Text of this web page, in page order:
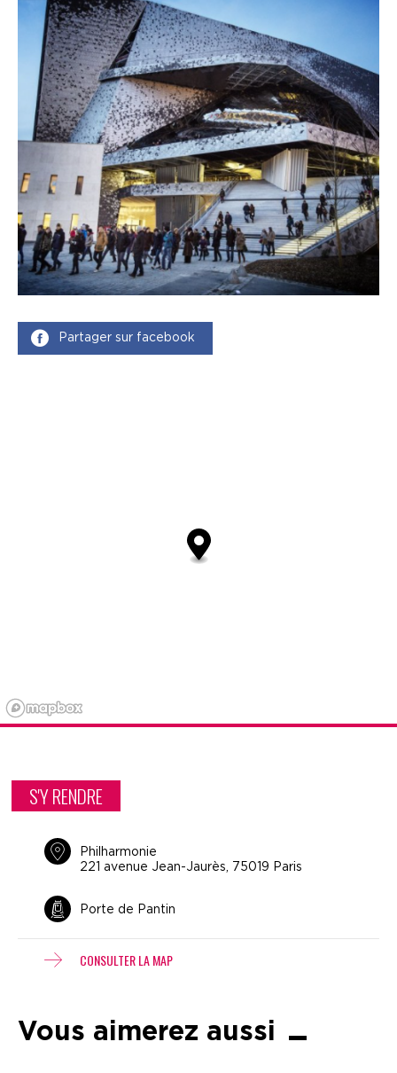
Partager sur facebook
S'Y RENDRE
Philharmonie
221 avenue Jean-Jaurès, 75019 Paris
Porte de Pantin
CONSULTER LA MAP
Vous aimerez aussi